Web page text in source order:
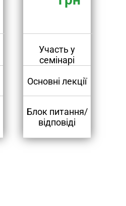
Участь у
семінарі
Основні лекції
Блок питання/
відповіді